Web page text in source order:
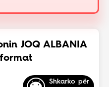
JOQ ALBANIA
Shkarko për